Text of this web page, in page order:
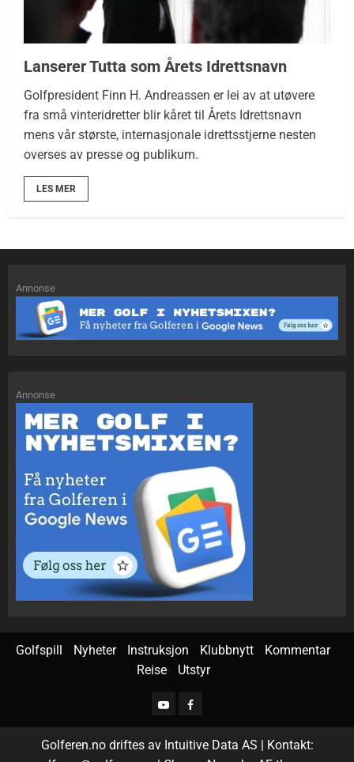
Lanserer Tutta som Årets Idrettsnavn
Golfpresident Finn H. Andreassen er lei av at utøvere
fra små vinteridretter blir kåret til Årets Idrettsnavn
mens vår største, internasjonale idrettsstjerne nesten
overses av presse og publikum.
LES MER
Annonse
Annonse
Golfspill Nyheter Instruksjon Klubbnytt
Kommentar
Reise
Utstyr
Golferen.no driftes av Intuitive Data AS | Kontakt: